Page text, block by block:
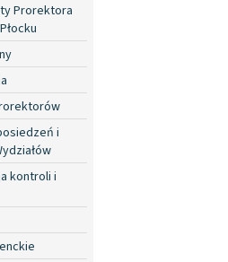
Prorektora
i
kontroli i